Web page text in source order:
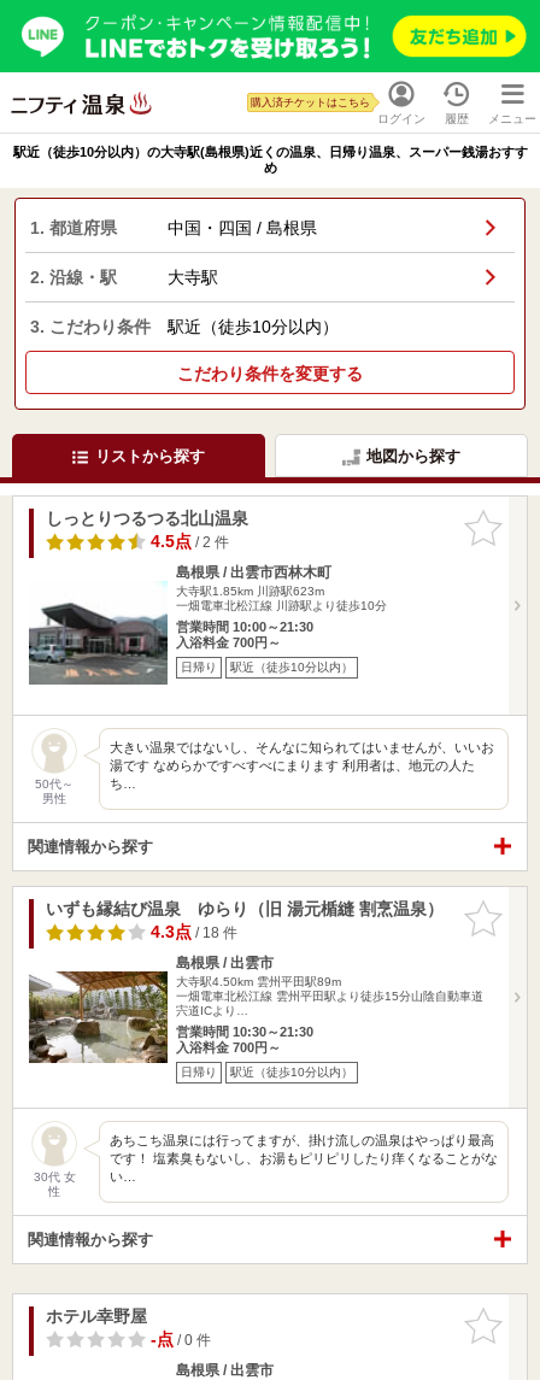
ログイン
購入済チケットはこちら
履歴 メニュー
駅近（徒歩10分以内）の大寺駅(島根県)近くの温泉、日帰り温泉、スーパー銭湯おすす
め
1. 都道府県 中国・四国 / 島根県
2. 沿線・駅 大寺駅
3. こだわり条件 駅近（徒歩10分以内）
こだわり条件を変更する
リストから探す 地図から探す
お気に入
りに追加
しっとりつるつる北山温泉
4.5点/ 2 件
島根県 / 出雲市西林木町
大寺駅1.85km
川跡駅623m
一畑電車北松江線 川跡駅より徒歩10分
営業時間 10:00～21:30
入浴料金 700円～
日帰り 駅近（徒歩10分以内）
50代～
男性
大きい温泉ではないし、そんなに知られてはいませんが、いいお
湯です なめらかですべすべにまります 利用者は、地元の人た
ち…
関連情報から探す
お気に入
りに追加
いずも縁結び温泉 ゆらり（旧 湯元楯縫 割烹温泉）
4.3点/ 18 件
島根県 / 出雲市
大寺駅4.50km 雲州平田駅89m
一畑電車北松江線 雲州平田駅より徒歩15分山陰自動車道
宍道ICより…
営業時間 10:30～21:30
入浴料金 700円～
日帰り 駅近（徒歩10分以内）
30代 女
性
あちこち温泉には行ってますが、掛け流しの温泉はやっぱり最高
です！ 塩素臭もないし、お湯もピリピリしたり痒くなることがな
い…
関連情報から探す
お気に入
りに追加
ホテル幸野屋
-点/ 0 件
島根県 / 出雲市